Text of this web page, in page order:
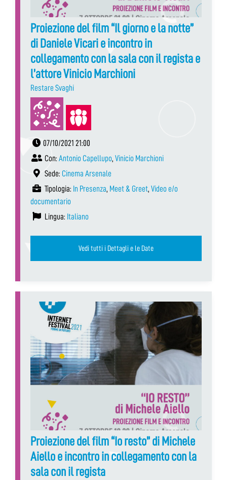
Proiezione del film “Il giorno e la notte”
di Daniele Vicari e incontro in
collegamento con la sala con il regista e
l’attore Vinicio Marchioni
Restare Svaghi
07/10/2021 21:00
Con: Antonio Capellupo, Vinicio Marchioni
Sede: Cinema Arsenale
Tipologia: In Presenza, Meet & Greet, Video e/o
documentario
Lingua: Italiano
Vedi tutti i Dettagli e le Date
Proiezione del film “Io resto” di Michele
Aiello e incontro in collegamento con la
sala con il regista